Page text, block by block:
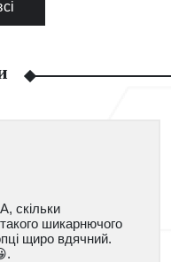
скільки
шикарнючого
щиро вдячний.